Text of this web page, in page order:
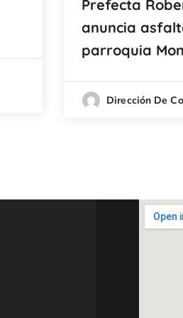
Prefecta
anuncia
parroquia
Dirección De